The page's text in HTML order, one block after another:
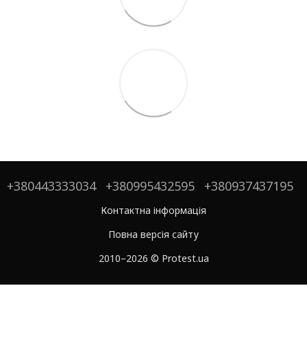
+380443333034 +380995432595 +380937437195
Контактна інформація
Повна версія сайту
2010–2026 © Protest.ua